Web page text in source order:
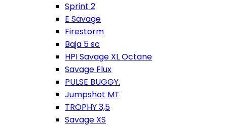
Sprint 2
E Savage
Firestorm
Baja 5 sc
HPI Savage XL Octane
Savage Flux
PULSE BUGGY.
Jumpshot MT
TROPHY 3,5
Savage XS